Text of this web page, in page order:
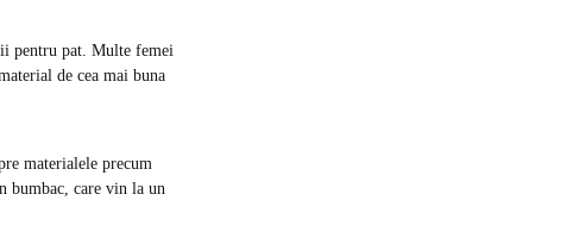
pentru pat. Multe femei
de cea mai buna
materialele precum
bumbac, care vin la un